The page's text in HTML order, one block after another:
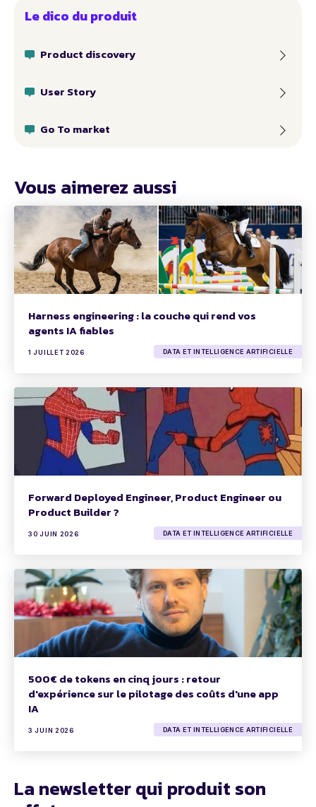
Le dico du produit
Product discovery
User Story
Go To market
Vous aimerez aussi
Harness engineering : la couche qui rend vos
agents IA fiables
1 JUILLET 2026 DATA ET INTELLIGENCE ARTIFICIELLE
Forward Deployed Engineer, Product Engineer ou
Product Builder ?
30 JUIN 2026 DATA ET INTELLIGENCE ARTIFICIELLE
500€ de tokens en cinq jours : retour
d'expérience sur le pilotage des coûts d'une app
IA
3 JUIN 2026 DATA ET INTELLIGENCE ARTIFICIELLE
La newsletter qui produit son